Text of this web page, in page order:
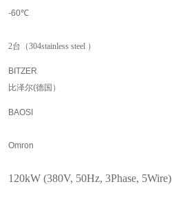
-60℃
2台 （304stainless steel ）
BITZER
比泽尔(德国）
BAOSI
Omron
120kW (380V, 50Hz, 3Phase, 5Wire)